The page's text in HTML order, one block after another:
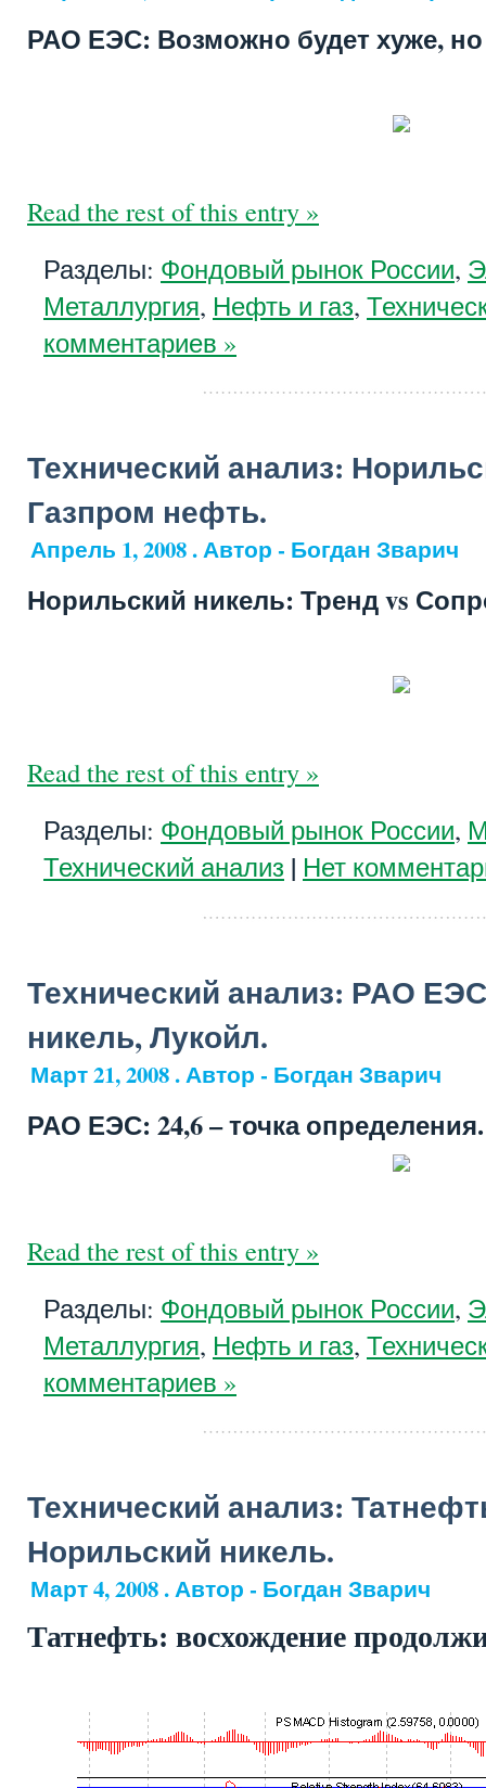
РАО ЕЭС: Возможно будет хуже,
Read the rest of this entry »
Разделы: Фондовый рынок России,
Металлургия, Нефть и газ,
комментариев »
Технический анализ:
Газпром нефть.
Апрель 1, 2008 . Автор - Богдан Зварич
Норильский никель: Тренд vs
Read the rest of this entry »
Разделы: Фондовый рынок России,
Технический анализ | Нет
Технический анализ: РАО
никель, Лукойл.
Март 21, 2008 . Автор - Богдан Зварич
РАО ЕЭС: 24,6 – точка определения.
Read the rest of this entry »
Разделы: Фондовый рынок России,
Металлургия, Нефть и газ,
комментариев »
Технический анализ:
Норильский никель.
Март 4, 2008 . Автор - Богдан Зварич
Татнефть: восхождение